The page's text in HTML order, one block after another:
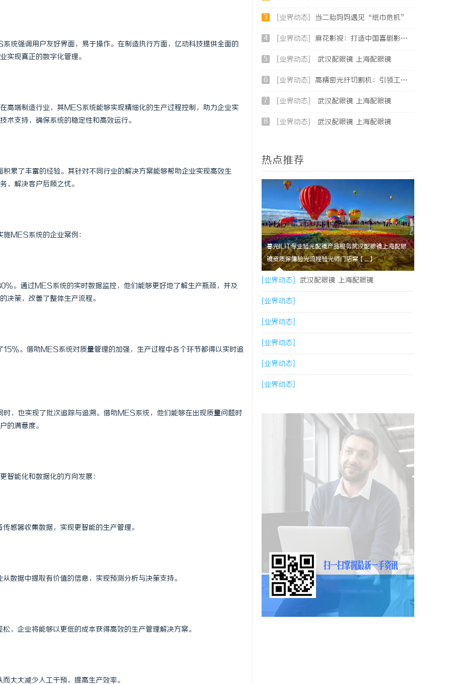
统强调用户友好界面，易于操作。在制造执行方面，亿动科技提供全面的
实现真正的数字化管理。
高端制造行业，其MES系统能够实现精细化的生产过程控制，助力企业实
支持，确保系统的稳定性和高效运行。
累了丰富的经验。其针对不同行业的解决方案能够帮助企业实现高效生
，解决客户后顾之忧。
MES系统的企业案例：
。通过MES系统的实时数据监控，他们能够更好地了解生产瓶颈，并及
决策，改善了整体生产流程。
。借助MES系统对质量管理的加强，生产过程中各个环节都得以实时追
，也实现了批次追踪与追溯。借助MES系统，他们能够在出现质量问题时
的满意度。
能化和数据化的方向发展：
感器收集数据，实现更智能的生产管理。
数据中提取有价值的信息，实现预测分析与决策支持。
，企业将能够以更低的成本获得高效的生产管理解决方案。
大大减少人工干预，提高生产效率。
3 [业界动态] 当二胎妈妈遇见“纸巾危机”
4 [业界动态] 麻花影视：打造中国喜剧影视新高地的创新典范
5 [业界动态] 武汉配眼镜 上海配眼镜
6 [业界动态] 高精密光纤切割机：引领工业制造新时代的利器
7 [业界动态] 武汉配眼镜 上海配眼镜
8 [业界动态] 武汉配眼镜 上海配眼镜
热点推荐
暮光ILIT专业验光配镜产品服务武汉配眼镜上海配眼
镜资质保障验光流程验光师门店案【....】
[业界动态] 武汉配眼镜 上海配眼镜
[业界动态]
[业界动态]
[业界动态]
[业界动态]
[业界动态]